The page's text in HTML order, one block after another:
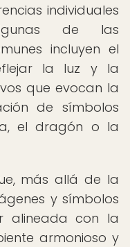
individuales
de las
incluyen el
la luz y la
que evocan la
de símbolos
el dragón o la
más allá de la
y símbolos
alineada con la
armonioso y